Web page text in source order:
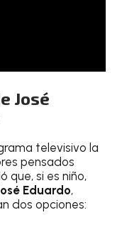
José
televisivo la
pensados
que, si es niño,
Eduardo,
dos opciones: